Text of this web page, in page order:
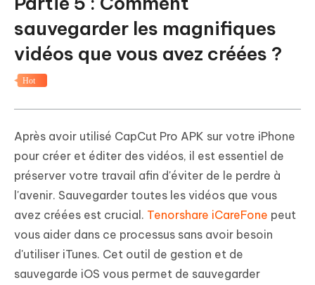
sauvegarder les magnifiques
vidéos que vous avez créées ?
Hot
Après avoir utilisé CapCut Pro APK sur votre iPhone
pour créer et éditer des vidéos, il est essentiel de
préserver votre travail afin d'éviter de le perdre à
l'avenir. Sauvegarder toutes les vidéos que vous
avez créées est crucial. Tenorshare iCareFone peut
vous aider dans ce processus sans avoir besoin
d'utiliser iTunes. Cet outil de gestion et de
sauvegarde iOS vous permet de sauvegarder